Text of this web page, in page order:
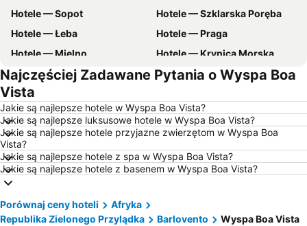
Hotele — Sopot
Hotele — Szklarska Poręba
Hotele — Łeba
Hotele — Praga
Hotele — Mielno
Hotele — Krynica Morska
Hotele — Gdynia
Hotele — Poznań
Hotele — Rzym
Hotele — Wisła
Hotele — Barcelona
Hotele — Szczawnica
Hotele — Szczyrk
Hotele — Rewal
Hotele — Wybrzeże Bałtyckie
Hotele — Pomorskie
Hotele — wybrzeże Chorwacji
Hotele — Jezioro Garda
Hotele — Trójmiasto
Najczęściej Zadawane Pytania o Wyspa Boa
Vista
Jakie są najlepsze hotele w Wyspa Boa Vista?
Jakie są najlepsze luksusowe hotele w Wyspa Boa Vista?
Jakie są najlepsze hotele przyjazne zwierzętom w Wyspa Boa
Vista?
Jakie są najlepsze hotele z spa w Wyspa Boa Vista?
Jakie są najlepsze hotele z basenem w Wyspa Boa Vista?
Porównaj ceny hoteli
Afryka
Republika Zielonego Przylądka
Barlovento Wyspa Boa Vista